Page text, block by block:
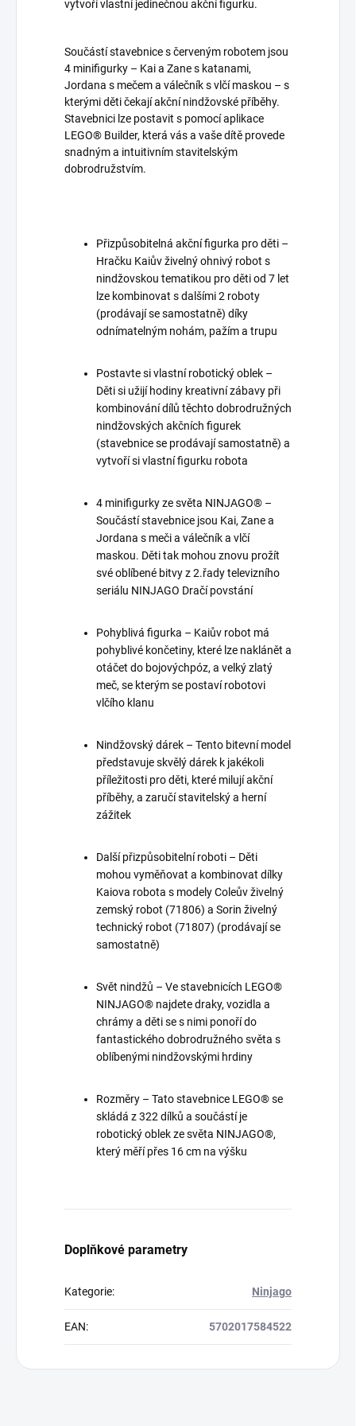
vytvoří vlastní jedinečnou akční figurku.
Součástí stavebnice s červeným robotem jsou
4 minifigurky – Kai a Zane s katanami,
Jordana s mečem a válečník s vlčí maskou – s
kterými děti čekají akční nindžovské příběhy.
Stavebnici lze postavit s pomocí aplikace
LEGO® Builder, která vás a vaše dítě provede
snadným a intuitivním stavitelským
dobrodružstvím.
Přizpůsobitelná akční figurka pro děti –
Hračku Kaiův živelný ohnivý robot s
nindžovskou tematikou pro děti od 7 let
lze kombinovat s dalšími 2 roboty
(prodávají se samostatně) díky
odnímatelným nohám, pažím a trupu
Postavte si vlastní robotický oblek –
Děti si užijí hodiny kreativní zábavy při
kombinování dílů těchto dobrodružných
nindžovských akčních figurek
(stavebnice se prodávají samostatně) a
vytvoří si vlastní figurku robota
4 minifigurky ze světa NINJAGO® –
Součástí stavebnice jsou Kai, Zane a
Jordana s meči a válečník a vlčí
maskou. Děti tak mohou znovu prožít
své oblíbené bitvy z 2.řady televizního
seriálu NINJAGO Dračí povstání
Pohyblivá figurka – Kaiův robot má
pohyblivé končetiny, které lze naklánět a
otáčet do bojovýchpóz, a velký zlatý
meč, se kterým se postaví robotovi
vlčího klanu
Nindžovský dárek – Tento bitevní model
představuje skvělý dárek k jakékoli
příležitosti pro děti, které milují akční
příběhy, a zaručí stavitelský a herní
zážitek
Další přizpůsobitelní roboti – Děti
mohou vyměňovat a kombinovat dílky
Kaiova robota s modely Coleův živelný
zemský robot (71806) a Sorin živelný
technický robot (71807) (prodávají se
samostatně)
Svět nindžů – Ve stavebnicích LEGO®
NINJAGO® najdete draky, vozidla a
chrámy a děti se s nimi ponoří do
fantastického dobrodružného světa s
oblíbenými nindžovskými hrdiny
Rozměry – Tato stavebnice LEGO® se
skládá z 322 dílků a součástí je
robotický oblek ze světa NINJAGO®,
který měří přes 16 cm na výšku
Doplňkové parametry
Kategorie: Ninjago
EAN: 5702017584522